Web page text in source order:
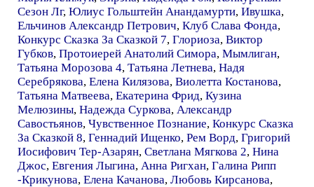
Сезон Лг, Юлиус Гольштейн Анандамурти, Ивушка,
Ельчинов Александр Петрович, Клуб Слава Фонда,
Конкурс Сказка За Сказкой 7, Глориоза, Виктор
Губков, Протоиерей Анатолий Симора, Мымлиган,
Татьяна Морозова 4, Татьяна Летнева, Надя
Серебрякова, Елена Килязова, Виолетта Костанова,
Татьяна Матвеева, Екатерина Фрид, Кузина
Мелюзины, Надежда Суркова, Александр
Савостьянов, Чувственное Познание, Конкурс Сказка
За Сказкой 8, Геннадий Ищенко, Рем Ворд, Григорий
Иосифович Тер-Азарян, Светлана Мягкова 2, Нина
Джос, Евгения Лыгина, Анна Ригхан, Галина Рипп
-Крикунова, Елена Качанова, Любовь Кирсанова,